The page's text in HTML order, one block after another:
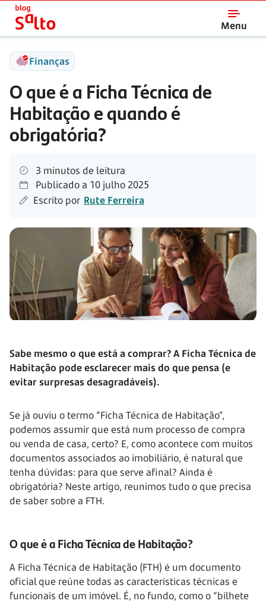
Menu
Salto
Finanças
O que é a Ficha Técnica de
Habitação e quando é
obrigatória?
3 minutos de leitura
Publicado a 10 julho 2025
Escrito por Rute Ferreira
Sabe mesmo o que está a comprar? A Ficha Técnica de
Habitação pode esclarecer mais do que pensa (e
evitar surpresas desagradáveis).
Se já ouviu o termo “Ficha Técnica de Habitação”,
podemos assumir que está num processo de compra
ou venda de casa, certo? E, como acontece com muitos
documentos associados ao imobiliário, é natural que
tenha dúvidas: para que serve afinal? Ainda é
obrigatória? Neste artigo, reunimos tudo o que precisa
de saber sobre a FTH.
O que é a Ficha Técnica de Habitação?
A Ficha Técnica de Habitação (FTH) é um documento
oficial que reúne todas as características técnicas e
funcionais de um imóvel. É, no fundo, como o “bilhete